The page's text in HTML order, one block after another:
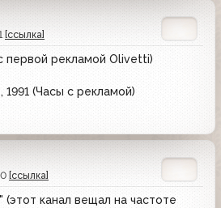
[ссылка]
первой рекламой Olivetti)
(Часы с рекламой)
[ссылка]
канал вещал на частоте